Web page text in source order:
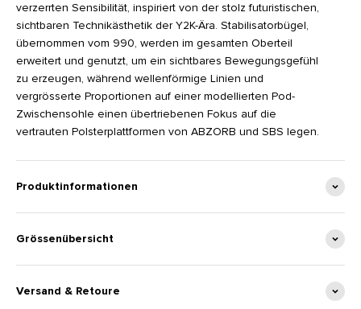
verzerrten Sensibilität, inspiriert von der stolz futuristischen,
sichtbaren Technikästhetik der Y2K-Ära. Stabilisatorbügel,
übernommen vom 990, werden im gesamten Oberteil
erweitert und genutzt, um ein sichtbares Bewegungsgefühl
zu erzeugen, während wellenförmige Linien und
vergrösserte Proportionen auf einer modellierten Pod-
Zwischensohle einen übertriebenen Fokus auf die
vertrauten Polsterplattformen von ABZORB und SBS legen.
Produktinformationen
Grössenübersicht
Versand & Retoure